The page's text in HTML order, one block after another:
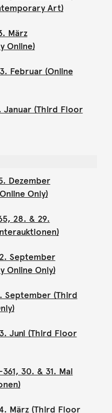
Art)
März
Online)
Februar (Online
Januar (Third Floor
Dezember
Only)
28. & 29.
September
Online Only)
September (Third
Juni (Third Floor
30. & 31. Mai
März (Third Floor